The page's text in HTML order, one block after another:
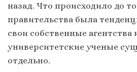
назад. Что происходило до
правительства была
свои собственные
университетские ученые
отдельно.